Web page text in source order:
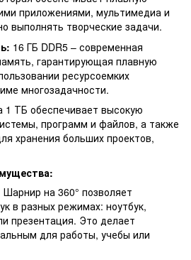
приложениями, мультимедиа и
выполнять творческие задачи.
16 ГБ DDR5 – современная
гарантирующая плавную
ресурсоемких
многозадачности.
1 ТБ обеспечивает высокую
программ и файлов, а также
хранения больших проектов,
Шарнир на 360° позволяет
в разных режимах: ноутбук,
презентация. Это делает
для работы, учебы или